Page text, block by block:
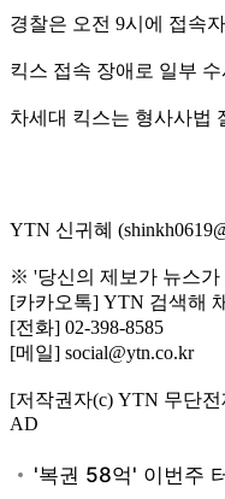
경찰은 오전 9시에 접속
킥스 접속 장애로 일부
차세대 킥스는 형사사법
YTN 신귀혜
※ '당신의 제보가 뉴스가
[카카오톡] YTN 검색해
[전화] 02-398-8585
[메일] social@ytn.co.kr
[저작권자(c) YTN 무단
AD